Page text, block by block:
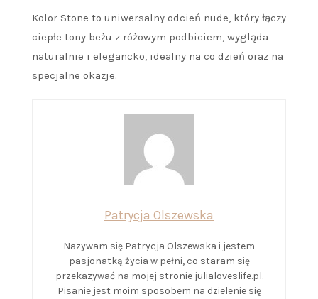
Kolor Stone to uniwersalny odcień nude, który łączy
ciepłe tony beżu z różowym podbiciem, wygląda
naturalnie i elegancko, idealny na co dzień oraz na
specjalne okazje.
Patrycja Olszewska
Nazywam się Patrycja Olszewska i jestem
pasjonatką życia w pełni, co staram się
przekazywać na mojej stronie julialoveslife.pl.
Pisanie jest moim sposobem na dzielenie się